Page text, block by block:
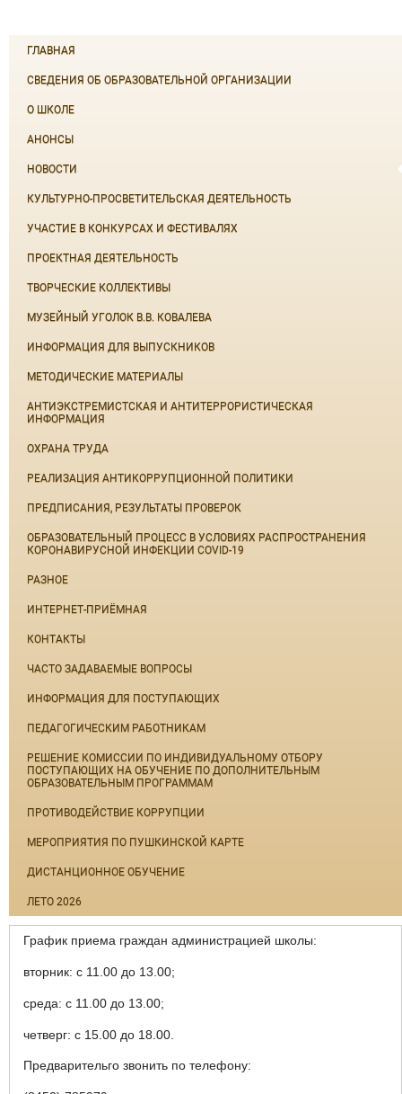
ГЛАВНАЯ
СВЕДЕНИЯ ОБ ОБРАЗОВАТЕЛЬНОЙ ОРГАНИЗАЦИИ
О ШКОЛЕ
АНОНСЫ
НОВОСТИ
КУЛЬТУРНО-ПРОСВЕТИТЕЛЬСКАЯ ДЕЯТЕЛЬНОСТЬ
УЧАСТИЕ В КОНКУРСАХ И ФЕСТИВАЛЯХ
ПРОЕКТНАЯ ДЕЯТЕЛЬНОСТЬ
ТВОРЧЕСКИЕ КОЛЛЕКТИВЫ
МУЗЕЙНЫЙ УГОЛОК В.В. КОВАЛЕВА
ИНФОРМАЦИЯ ДЛЯ ВЫПУСКНИКОВ
МЕТОДИЧЕСКИЕ МАТЕРИАЛЫ
АНТИЭКСТРЕМИСТСКАЯ И АНТИТЕРРОРИСТИЧЕСКАЯ
ИНФОРМАЦИЯ
ОХРАНА ТРУДА
РЕАЛИЗАЦИЯ АНТИКОРРУПЦИОННОЙ ПОЛИТИКИ
ПРЕДПИСАНИЯ, РЕЗУЛЬТАТЫ ПРОВЕРОК
ОБРАЗОВАТЕЛЬНЫЙ ПРОЦЕСС В УСЛОВИЯХ РАСПРОСТРАНЕНИЯ
КОРОНАВИРУСНОЙ ИНФЕКЦИИ COVID-19
РАЗНОЕ
ИНТЕРНЕТ-ПРИЁМНАЯ
КОНТАКТЫ
ЧАСТО ЗАДАВАЕМЫЕ ВОПРОСЫ
ИНФОРМАЦИЯ ДЛЯ ПОСТУПАЮЩИХ
ПЕДАГОГИЧЕСКИМ РАБОТНИКАМ
РЕШЕНИЕ КОМИССИИ ПО ИНДИВИДУАЛЬНОМУ ОТБОРУ
ПОСТУПАЮЩИХ НА ОБУЧЕНИЕ ПО ДОПОЛНИТЕЛЬНЫМ
ОБРАЗОВАТЕЛЬНЫМ ПРОГРАММАМ
ПРОТИВОДЕЙСТВИЕ КОРРУПЦИИ
МЕРОПРИЯТИЯ ПО ПУШКИНСКОЙ КАРТЕ
ДИСТАНЦИОННОЕ ОБУЧЕНИЕ
ЛЕТО 2026
График приема граждан администрацией школы:
вторник: с 11.00 до 13.00;
среда: с 11.00 до 13.00;
четверг: с 15.00 до 18.00.
Предварительго звонить по телефону: